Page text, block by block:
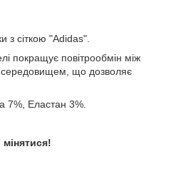
з сіткою "Adidas".
покращує повітрообмін між
середовищем, що дозволяє
7%, Еластан 3%.